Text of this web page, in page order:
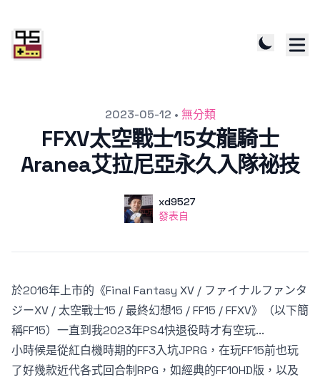
2023-05-12 • 無分類
FFXV太空戰士15女龍騎士
Aranea艾拉尼亞永久入隊祕技
使用者
xd9527
發表自
發表自
於2016年上市的《Final Fantasy XV / ファイナルファンタ
ジーXV / 太空戰士15 / 最終幻想15 / FF15 / FFXV》（以下簡
稱FF15）一直到我2023年PS4快退役時才有空玩...
小時候是從紅白機時期的FF3入坑JPRG，在玩FF15前也玩
了好幾款近代各式回合制RPG，如經典的FF10HD版，以及